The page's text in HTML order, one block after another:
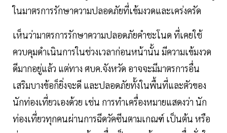
ในมาตรการรักษาความปลอดภัยที่เข้มงวดและเคร่งครัด
เห็นว่ามาตรการรักษาความปลอดภัยคำชะโนด ที่เคยใช้
ควบคุมดำเนินการในช่วงเวลาก่อนหน้านั้น มีความเข้มงวด
ดีมากอยู่แล้ว แต่ทาง ศบค.จังหวัด อาจจะมีมาตรการอื่น
เสริมบางข้อก็ยิ่งจะดี และปลอดภัยทั้งในพื้นที่และตัวของ
นักท่องเที่ยวเองด้วย เช่น การทำเครื่องหมายแสดงว่า นัก
ท่องเที่ยวทุกคนผ่านการฉีดวัคซีนตามเกณฑ์ เป็นต้น หรือ